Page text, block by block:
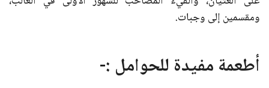
ومقسمين إلى وجبات.
أطعمة مفيدة للحوامل :-